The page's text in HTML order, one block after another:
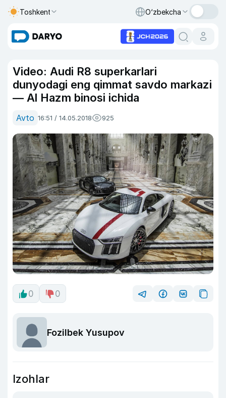
Toshkent O‘zbekcha
Video: Audi R8 superkarlari
dunyodagi eng qimmat savdo markazi
— Al Hazm binosi ichida
Avto 16:51 / 14.05.2018 925
0 0
Fozilbek Yusupov
Izohlar